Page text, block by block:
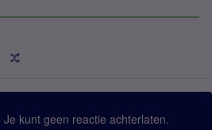
kunt geen reactie achterlaten.